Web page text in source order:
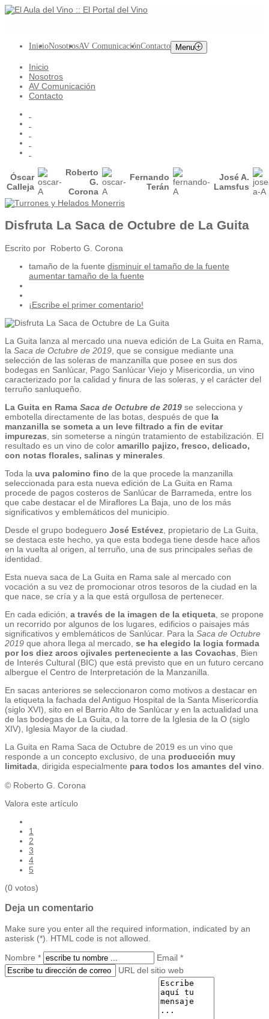
InicioNosotrosAV ComunicaciónContacto Menu
Inicio
Nosotros
AV Comunicación
Contacto
Óscar
Calleja
Roberto
G.
Corona
Fernando
Terán
José A.
Lamsfus
Disfruta La Saca de Octubre de La Guita
Escrito por Roberto G. Corona
tamaño de la fuente disminuir el tamaño de la fuente
aumentar tamaño de la fuente
¡Escribe el primer comentario!
La Guita lanza al mercado una nueva edición de La Guita en Rama,
la Saca de Octubre de 2019 , que se consigue mediante una
selección de las soleras de manzanilla que posee en sus dos
bodegas en Sanlúcar, Pago Sanlúcar Viejo y Misericordia, un vino
caracterizado por la calidad y finura de las soleras, y el carácter del
terruño sanluqueño.
La Guita en Rama Saca de Octubre de 2019 se selecciona y
embotella directamente de las botas, después de que la
manzanilla se someta a un leve filtrado a fin de evitar
impurezas , sin someterse a ningún tratamiento de estabilización. El
resultado es un vino de color amarillo pajizo, fresco, delicado,
con notas florales, salinas y minerales
Toda la uva palomino fino de la que procede la manzanilla
seleccionada para esta nueva edición de La Guita en Rama
procede de pagos costeros de Sanlúcar de Barrameda, entre los
que cabe destacar el de Miraflores La Baja, uno de los más
significativos y emblemáticos del municipio.
Desde el grupo bodeguero José Estévez , propietario de La Guita,
se destaca este hecho, ya que esta bodega tiene desde hace años
en la vuelta al origen, al terruño, una de sus principales señas de
identidad.
Esta nueva saca de La Guita en Rama sale al mercado con
vocación a su vez de promocionar otros tesoros de la ciudad en la
que nace, se cría y a la que está orgullosa de pertenecer.
En cada edición, a través de la imagen de la etiqueta , se propone
un recorrido por algunos de los lugares, edificios o paisajes más
significativos y emblemáticos de Sanlúcar. Para la Saca de Octubre
2019 que ahora llega al mercado, se ha elegido la logia formada
por los diez arcos ojivales perteneciente a las Covachas , Bien
de Interés Cultural (BIC) que está previsto que en un futuro cercano
albergue el Centro de Interpretación de la Manzanilla.
En sacas anteriores se seleccionaron como motivos a destacar en
la etiqueta la fachada del Antiguo Hospital de la Santa Misericordia
(siglo XVI), sito en el Barrio Alto de Sanlúcar y en la actualidad una
de las bodegas de La Guita, o la torre de la Iglesia de la O (siglo
XIV), Iglesia Mayor de la ciudad.
La Guita en Rama Saca de Octubre de 2019 es un vino que
responde a un concepto exclusivo, de una producción muy
limitada , dirigida especialmente para todos los amantes del vino
© Roberto G. Corona
Valora este artículo
1
2
3
4
5
(0 votos)
Deja un comentario
Make sure you enter all the required information, indicated by an
asterisk (*). HTML code is not allowed.
Nombre *
Email *
URL del sitio web